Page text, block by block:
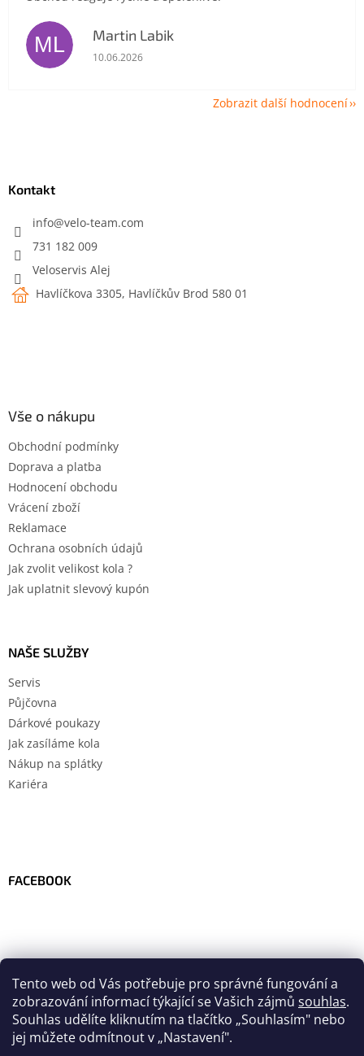
Tento web od Vás potřebuje pro správné fungování a
zobrazování informací týkající se Vašich zájmů souhlas.
Souhlas udělíte kliknutím na tlačítko „Souhlasím" nebo
jej můžete odmítnout v „Nastavení".
ML Martin Labik
Hodnocení obchodu je 5 z 5 hvězdiček.
10.06.2026
Zobrazit další hodnocení
Kontakt
info@velo-team.com
731 182 009
Veloservis Alej
Havlíčkova 3305, Havlíčkův Brod 580 01
Vše o nákupu
Obchodní podmínky
Doprava a platba
Hodnocení obchodu
Vrácení zboží
Reklamace
Ochrana osobních údajů
Jak zvolit velikost kola ?
Jak uplatnit slevový kupón
NAŠE SLUŽBY
Servis
Půjčovna
Dárkové poukazy
Jak zasíláme kola
Nákup na splátky
Kariéra
FACEBOOK